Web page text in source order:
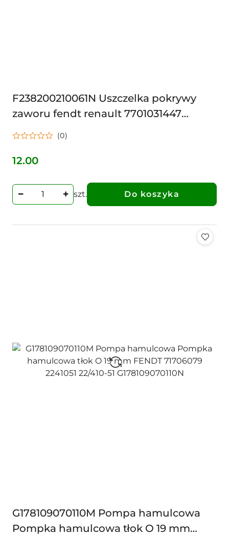
F238200210061N Uszczelka pokrywy
zaworu fendt renault 7701031447
38006135
(0)
Cena:
12.00
szt. Do koszyka
G178109070110M Pompa hamulcowa
Pompka hamulcowa tłok O 19 mm